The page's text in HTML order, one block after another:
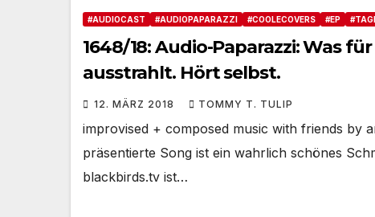
#AUDIOCAST #AUDIOPAPARAZZI #COOLECOVERS #EP
1648/18: Audio-Paparazzi: Was
ausstrahlt. Hört selbst.
12. MÄRZ 2018 TOMMY T. TULIP
improvised + composed music with friends by
präsentierte Song ist ein wahrlich schönes
blackbirds.tv ist…